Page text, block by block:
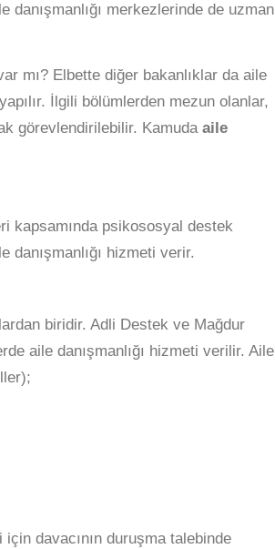
merkezlerinde de uzman
mı? Elbette diğer bakanlıklar da aile
İlgili bölümlerden mezun olanlar,
görevlendirilebilir. Kamuda aile
kapsamında psikososyal destek
danışmanlığı hizmeti verir.
biridir. Adli Destek ve Mağdur
aile danışmanlığı hizmeti verilir. Aile
davacının duruşma talebinde